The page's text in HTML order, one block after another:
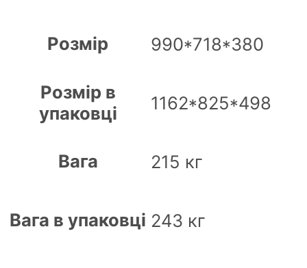
Розмір 990*718*380
Розмір в
упаковці
1162*825*498
Вага 215 кг
Вага в упаковці 243 кг